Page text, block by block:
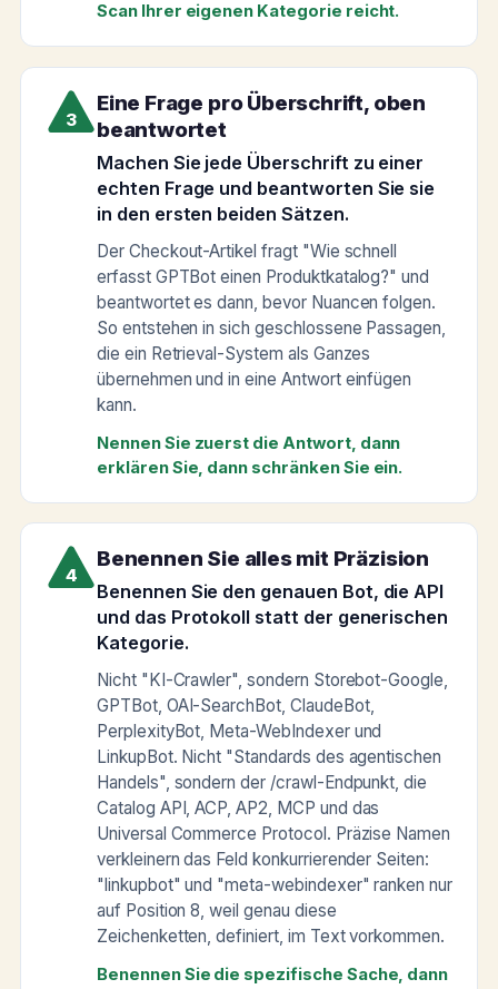
Scan Ihrer eigenen Kategorie reicht.
3
Eine Frage pro Überschrift, oben
beantwortet
Machen Sie jede Überschrift zu einer
echten Frage und beantworten Sie sie
in den ersten beiden Sätzen.
Der Checkout-Artikel fragt "Wie schnell
erfasst GPTBot einen Produktkatalog?" und
beantwortet es dann, bevor Nuancen folgen.
So entstehen in sich geschlossene Passagen,
die ein Retrieval-System als Ganzes
übernehmen und in eine Antwort einfügen
kann.
Nennen Sie zuerst die Antwort, dann
erklären Sie, dann schränken Sie ein.
4
Benennen Sie alles mit Präzision
Benennen Sie den genauen Bot, die API
und das Protokoll statt der generischen
Kategorie.
Nicht "KI-Crawler", sondern Storebot-Google,
GPTBot, OAI-SearchBot, ClaudeBot,
PerplexityBot, Meta-WebIndexer und
LinkupBot. Nicht "Standards des agentischen
Handels", sondern der /crawl-Endpunkt, die
Catalog API, ACP, AP2, MCP und das
Universal Commerce Protocol. Präzise Namen
verkleinern das Feld konkurrierender Seiten:
"linkupbot" und "meta-webindexer" ranken nur
auf Position 8, weil genau diese
Zeichenketten, definiert, im Text vorkommen.
Benennen Sie die spezifische Sache, dann